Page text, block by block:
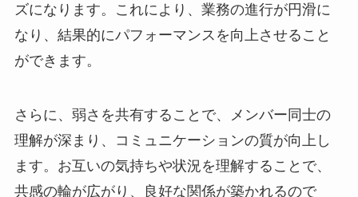
ズになります。これにより、業務の進行が円滑に
なり、結果的にパフォーマンスを向上させること
ができます。
さらに、弱さを共有することで、メンバー同士の
理解が深まり、コミュニケーションの質が向上し
ます。お互いの気持ちや状況を理解することで、
共感の輪が広がり、良好な関係が築かれるので